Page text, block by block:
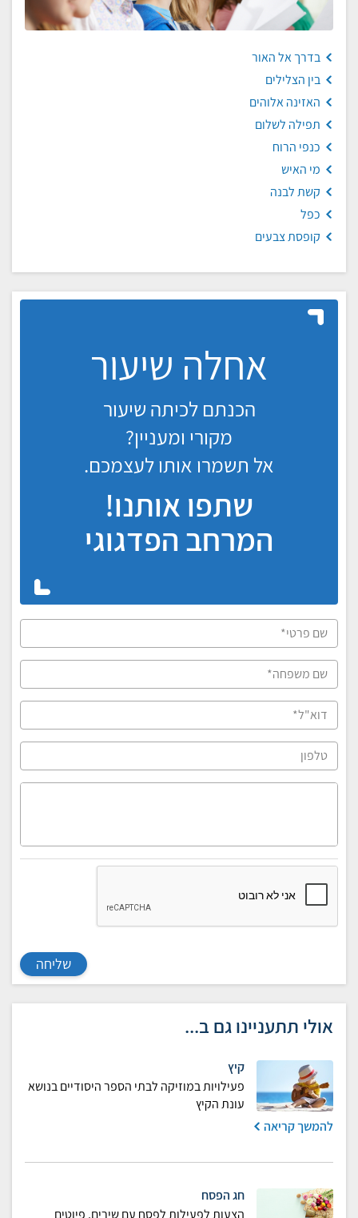
בדרך אל האור
בין הצלילים
האזינה אלוהים
תפילה לשלום
כנפי הרוח
מי האיש
קשת לבנה
כפל
קופסת צבעים
אחלה שיעור
הכנתם לכיתה שיעור
מקורי ומעניין?
אל תשמרו אותו לעצמכם.
שתפו אותנו!
המרחב הפדגוגי
שליחה
אולי תתעניינו גם ב...
קיץ
פעילויות במוזיקה לבתי הספר היסודיים בנושא
עונת הקיץ
להמשך קריאה
חג הפסח
הצעות לפעילות לפסח עם שירים, פיוטים